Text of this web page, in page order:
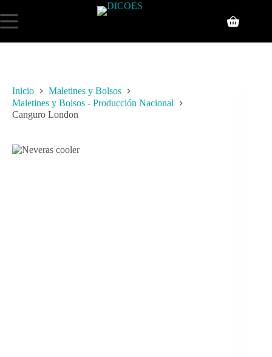
Inicio
Maletines y Bolsos
Maletines y Bolsos - Producción Nacional
Canguro London